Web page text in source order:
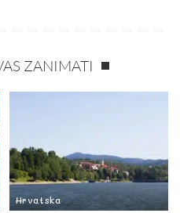
ZANIMATI
Hrvatska